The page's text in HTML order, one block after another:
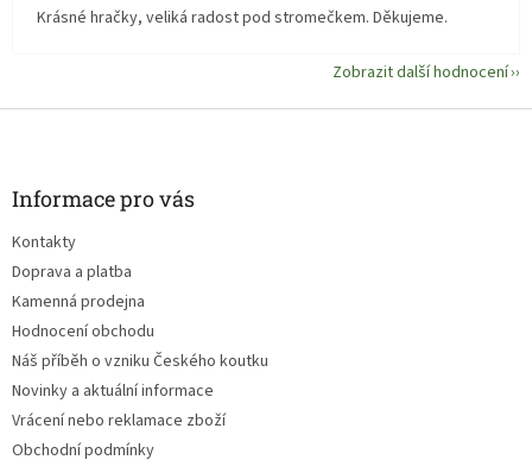
Krásné hračky, veliká radost pod stromečkem. Děkujeme.
Zobrazit další hodnocení
Informace pro vás
Kontakty
Doprava a platba
Kamenná prodejna
Hodnocení obchodu
Náš příběh o vzniku Českého koutku
Novinky a aktuální informace
Vrácení nebo reklamace zboží
Obchodní podmínky